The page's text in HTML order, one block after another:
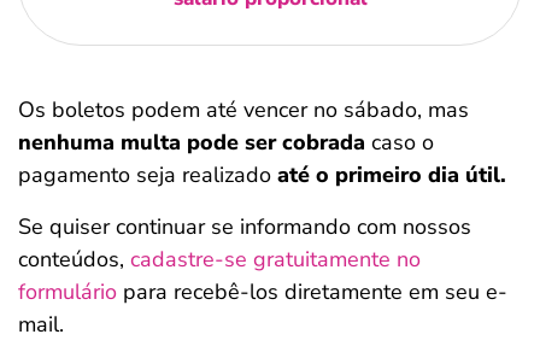
Os boletos podem até vencer no sábado, mas
nenhuma multa pode ser cobrada caso o
pagamento seja realizado até o primeiro dia útil.
Se quiser continuar se informando com nossos
conteúdos, cadastre-se gratuitamente no
formulário para recebê-los diretamente em seu e-
mail.